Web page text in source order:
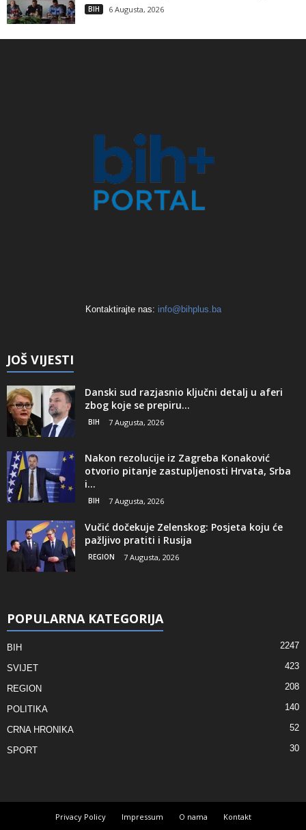
BIH 6 Augusta, 2026
Kontaktirajte nas: info@bihplus.ba
JOŠ VIJESTI
Danski sud razjasnio ključni detalj u aferi
zbog koje se prepiru...
BIH 7 Augusta, 2026
Nakon rezolucije iz Zagreba Konaković
otvorio pitanje zastupljenosti Hrvata, Srba
i...
BIH 7 Augusta, 2026
Vučić dočekuje Zelenskog: Posjeta koju će
pažljivo pratiti i Rusija
REGION 7 Augusta, 2026
POPULARNA KATEGORIJA
BIH 2247
SVIJET 423
REGION 208
POLITIKA 140
CRNA HRONIKA 52
SPORT 30
Privacy Policy Impressum O nama Kontakt